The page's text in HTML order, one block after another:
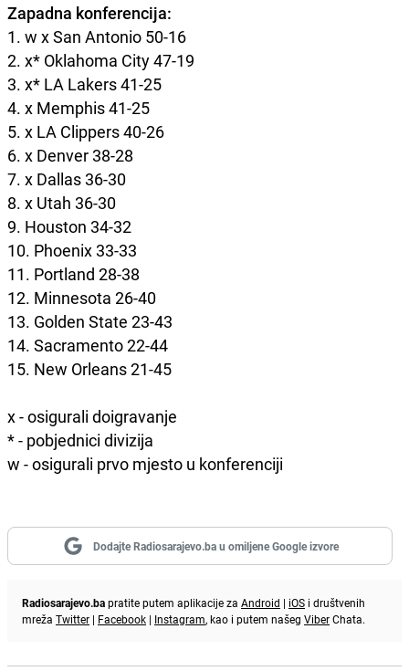
Zapadna konferencija:
1. w x San Antonio 50-16
2. x* Oklahoma City 47-19
3. x* LA Lakers 41-25
4. x Memphis 41-25
5. x LA Clippers 40-26
6. x Denver 38-28
7. x Dallas 36-30
8. x Utah 36-30
9. Houston 34-32
10. Phoenix 33-33
11. Portland 28-38
12. Minnesota 26-40
13. Golden State 23-43
14. Sacramento 22-44
15. New Orleans 21-45
x - osigurali doigravanje
* - pobjednici divizija
w - osigurali prvo mjesto u konferenciji
Dodajte Radiosarajevo.ba u omiljene Google izvore
Radiosarajevo.bapratite putem aplikacije za Android | iOS i društvenih
mreža Twitter | Facebook | Instagram, kao i putem našeg ViberChata.